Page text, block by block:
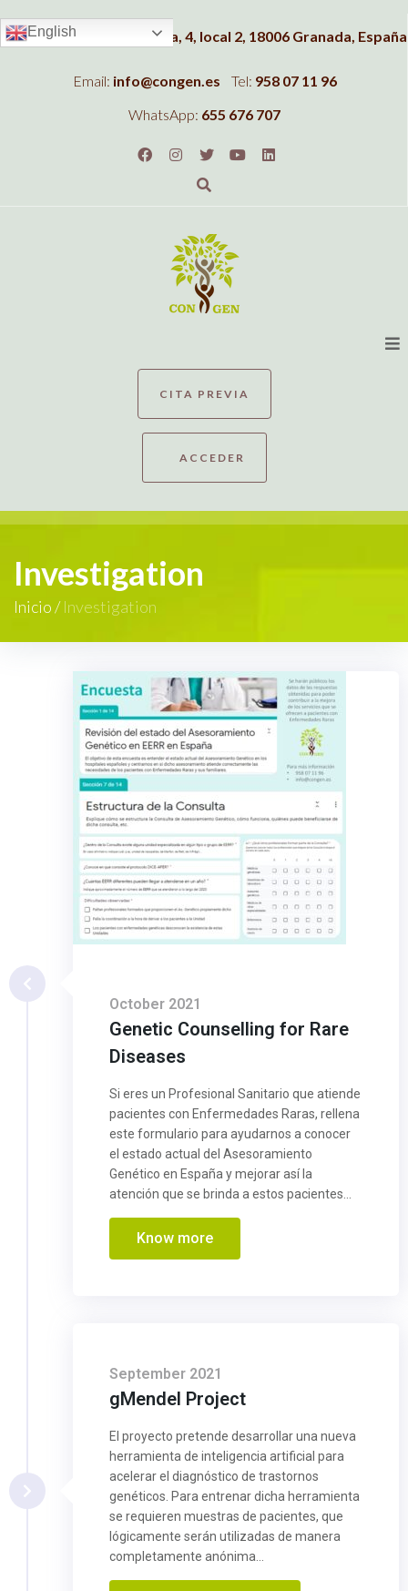
Dirección: C/Albahaca, 4, local 2, 18006 Granada, España
Email: info@congen.es Tel: 958 07 11 96
WhatsApp: 655 676 707
CITA PREVIA
ACCEDER
Investigation
Inicio/ Investigation
October 2021
Genetic Counselling for Rare
Diseases
Si eres un Profesional Sanitario que atiende
pacientes con Enfermedades Raras, rellena
este formulario para ayudarnos a conocer
el estado actual del Asesoramiento
Genético en España y mejorar así la
atención que se brinda a estos pacientes...
Know more
September 2021
gMendel Project
El proyecto pretende desarrollar una nueva
herramienta de inteligencia artificial para
acelerar el diagnóstico de trastornos
genéticos. Para entrenar dicha herramienta
se requieren muestras de pacientes, que
lógicamente serán utilizadas de manera
completamente anónima...
English